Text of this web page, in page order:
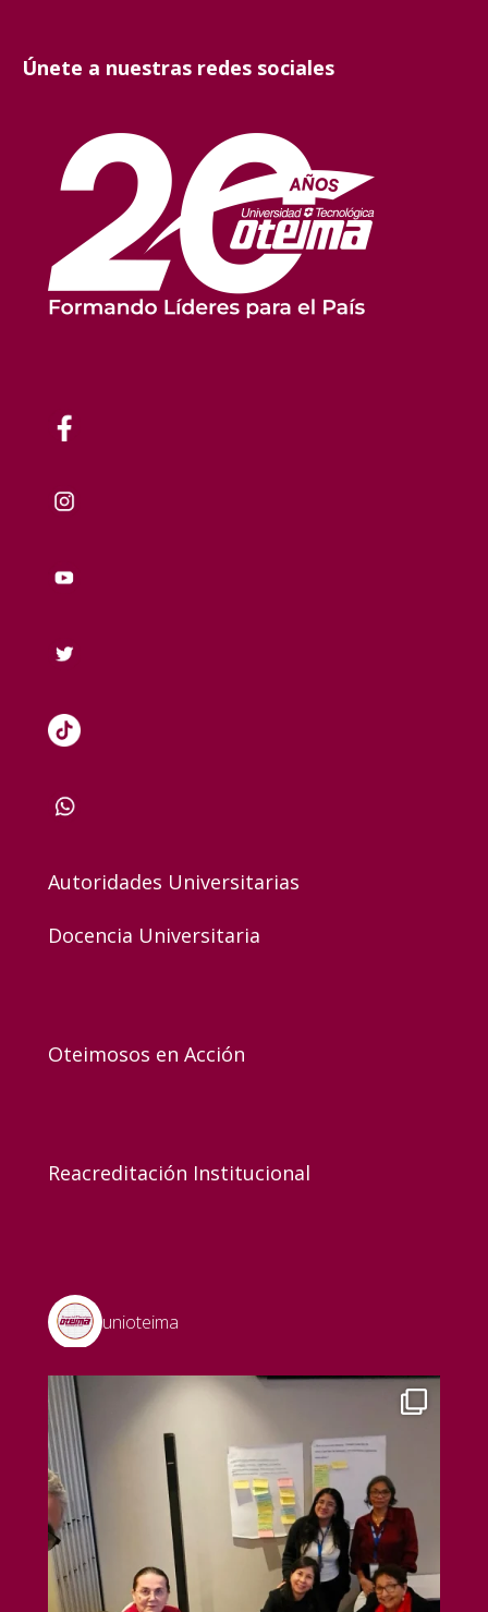
Únete a nuestras redes sociales
Autoridades Universitarias
Docencia Universitaria
Oteimosos en Acción
Reacreditación Institucional
unioteima